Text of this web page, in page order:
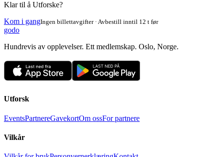
Klar til å Utforske?
Kom i gangIngen billettavgifter · Avbestill inntil 12 t før
godo
Hundrevis av opplevelser. Ett medlemskap. Oslo, Norge.
Utforsk
EventsPartnereGavekortOm ossFor partnere
Vilkår